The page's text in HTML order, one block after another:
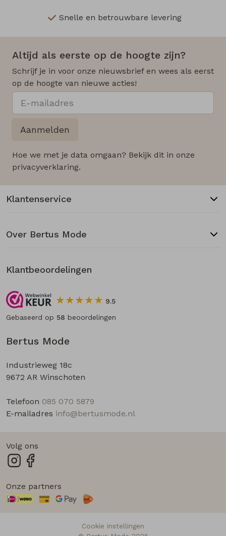
Snelle en betrouwbare levering
Altijd als eerste op de hoogte zijn?
Schrijf je in voor onze nieuwsbrief en wees als eerst
op de hoogte van nieuwe acties!
Aanmelden
Hoe we met je data omgaan? Bekijk dit in onze
privacyverklaring.
Bertus Mode
Industrieweg 18c
9672 AR Winschoten
Telefoon 085 070 5879
E-mailadres info@bertusmode.nl
Klantenservice
Over Bertus Mode
Klantbeoordelingen
9.5
Gebaseerd op 58 beoordelingen
Volg ons
Onze partners
Cookie instellingen